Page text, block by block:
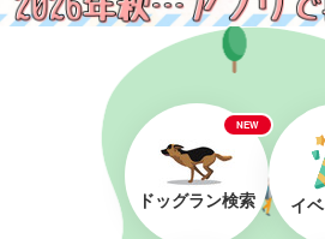
NEW
ドッグラン検索 イ